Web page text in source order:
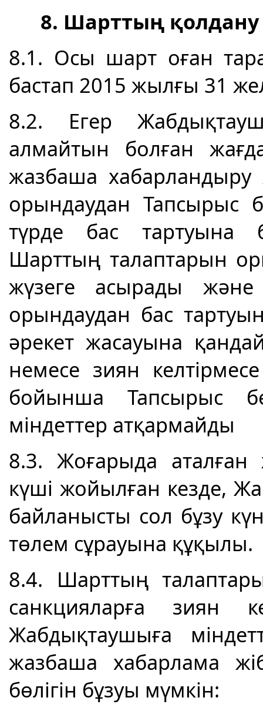
8. Шарттың
8.1. Осы шарт оған
бастап 2015 жылғы 31
8.2. Егер
алмайтын болған
жазбаша хабарландыру
орындаудан Тапсырыс
түрде бас тартуына
Шарттың талаптарын
жүзеге асырады
орындаудан бас
әрекет жасауына
немесе зиян
бойынша Тапсырыс
міндеттер атқармайды
8.3. Жоғарыда
күші жойылған кезде,
байланысты сол бұзу
төлем сұрауына құқылы.
8.4. Шарттың
санкцияларға зиян
Жабдықтаушыға
жазбаша хабарлама
бөлігін бұзуы мүмкін: